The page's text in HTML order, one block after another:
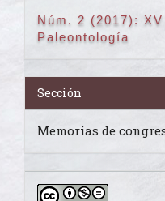
Núm. 2 (2017):
Paleontología
Sección
Memorias de